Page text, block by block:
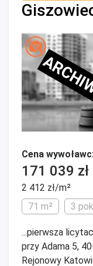
Cena
171 039 zł
2 412 zł/m²
71 m²
3
...pierwsza
przy Adama 5,
Rejonowy